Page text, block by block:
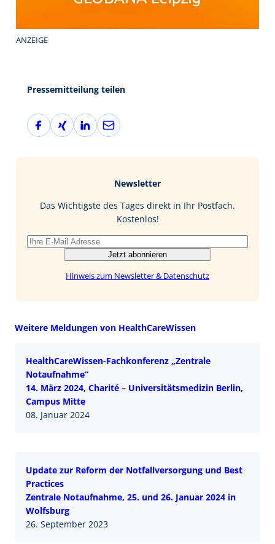
ANZEIGE
Pressemitteilung teilen
F
a
X
i
L
i
I
E
-
Newsletter
Das Wichtigste des Tages direkt in Ihr Postfach.
Kostenlos!
Jetzt abonnieren
Hinweis zum Newsletter & Datenschutz
Weitere Meldungen von HealthCareWissen
HealthCareWissen-Fachkonferenz „Zentrale
Notaufnahme“
14. März 2024, Charité – Universitätsmedizin Berlin,
Campus Mitte
08. Januar 2024
Update zur Reform der Notfallversorgung und Best
Practices
Zentrale Notaufnahme, 25. und 26. Januar 2024 in
Wolfsburg
26. September 2023